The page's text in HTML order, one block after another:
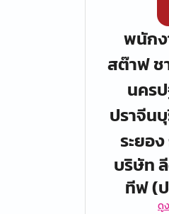
พนักง
สต๊าฟ ช
นคร
ปราจีน
ระยอ
บริษัท
ทีฟ (
ดู